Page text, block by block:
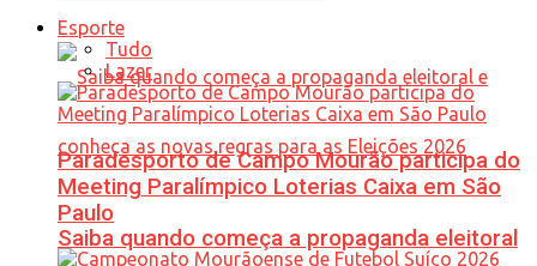
Saiba quando começa a propaganda eleitoral
Esporte
Tudo
Lazer
Paradesporto de Campo Mourão participa do
Meeting Paralímpico Loterias Caixa em São
Paulo